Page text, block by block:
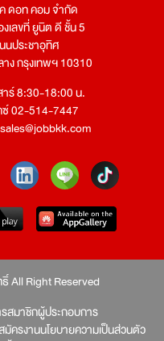
ดอท คอม จำกัด
เลขที่ ยูนิต ดี ชั้น 5
นประชาอุทิศ
าง กรุงเทพฯ 10310
ร์ 8:30-18:00 น.
02-514-7447
sales@jobbkk.com
All Right Reserved
รสมาชิกผู้ประกอบการ
มัครงานนโยบายความเป็นส่วนตัว